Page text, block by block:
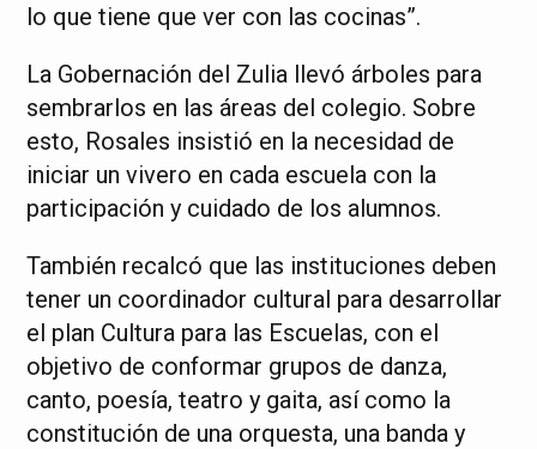
lo que tiene que ver con las cocinas”.
La Gobernación del Zulia llevó árboles para
sembrarlos en las áreas del colegio. Sobre
esto, Rosales insistió en la necesidad de
iniciar un vivero en cada escuela con la
participación y cuidado de los alumnos.
También recalcó que las instituciones deben
tener un coordinador cultural para desarrollar
el plan Cultura para las Escuelas, con el
objetivo de conformar grupos de danza,
canto, poesía, teatro y gaita, así como la
constitución de una orquesta, una banda y